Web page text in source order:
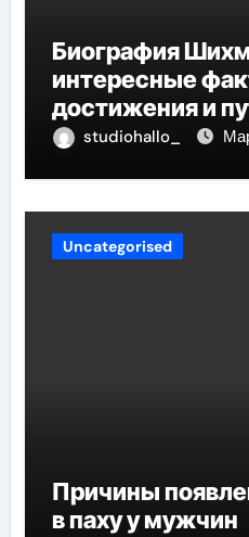
Биография
интересные
достижения и
studiohallo_
Uncategorised
Причины
в паху у мужчин